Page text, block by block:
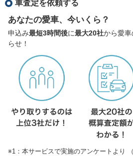
車査定を依頼する
あなたの愛車、今いくら？
申込み最短3時間後に最大20社から愛
らせ！
※1：本サービスで実施のアンケートより